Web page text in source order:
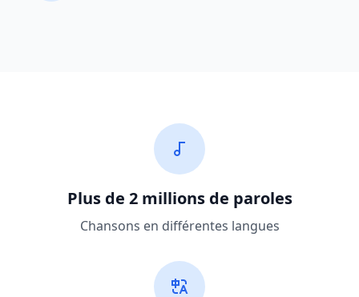
Plus de 2 millions de paroles
Chansons en différentes langues